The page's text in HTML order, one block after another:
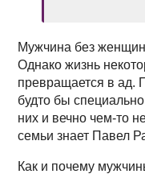
Мужчина без
Однако жизнь
превращается в ад.
будто бы
них и вечно чем-то
семьи знает Павел
Как и почему